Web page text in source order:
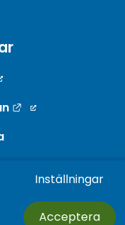
till annan
Länk till annan
Inställningar
Acceptera